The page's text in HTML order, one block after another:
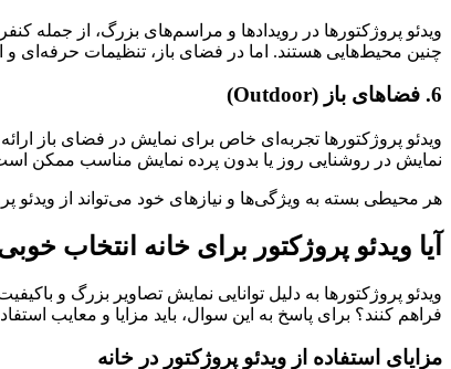
ویدئو پروژکتورها در رویدادها و مراسم‌های بزرگ، از جمله
چنین محیط‌هایی هستند. اما در فضای باز، تنظیمات
6. فضاهای باز (Outdoor)
ویدئو پروژکتورها تجربه‌ای خاص برای نمایش در فضای باز
نمایش در روشنایی روز یا بدون پرده نمایش مناسب ممکن
هر محیطی بسته به ویژگی‌ها و نیازهای خود می‌تواند از ویدئو
آیا ویدئو پروژکتور برای خانه انتخاب
ویدئو پروژکتورها به دلیل توانایی نمایش تصاویر بزرگ و
فراهم کنند؟ برای پاسخ به این سوال، باید مزایا و معایب
مزایای استفاده از ویدئو پروژکتور در خانه